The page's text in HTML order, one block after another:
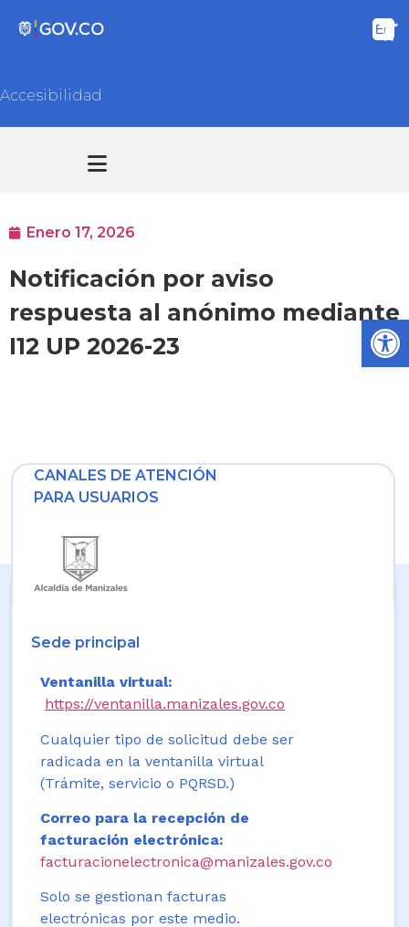
Accesibilidad
Enero 17, 2026
Notificación por aviso
respuesta al anónimo mediante
I12 UP 2026-23
CANALES DE ATENCIÓN
PARA USUARIOS
Sede principal
Ventanilla virtual:
https://ventanilla.manizales.gov.co
Cualquier tipo de solicitud debe ser
radicada en la ventanilla virtual
(Trámite, servicio o PQRSD.)
Correo para la recepción de
facturación electrónica:
facturacionelectronica@manizales.gov.co
Solo se gestionan facturas
electrónicas por este medio.